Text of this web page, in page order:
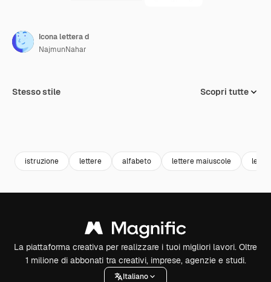
Icona lettera d
NajmunNahar
Stesso stile Scopri tutte
istruzione lettere alfabeto lettere maiuscole
La piattaforma creativa per realizzare i tuoi migliori lavori. Oltre
1 milione di abbonati tra creativi, imprese, agenzie e studi.
Italiano